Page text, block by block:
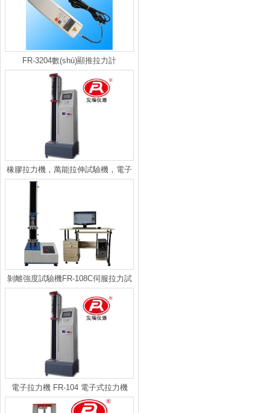
FR-3204數(shù)顯推拉力計
橡膠拉力機，萬能拉伸試驗機，電子
剝離強度試驗機FR-108C伺服拉力試
驗機
電子拉力機 FR-104 電子式拉力機